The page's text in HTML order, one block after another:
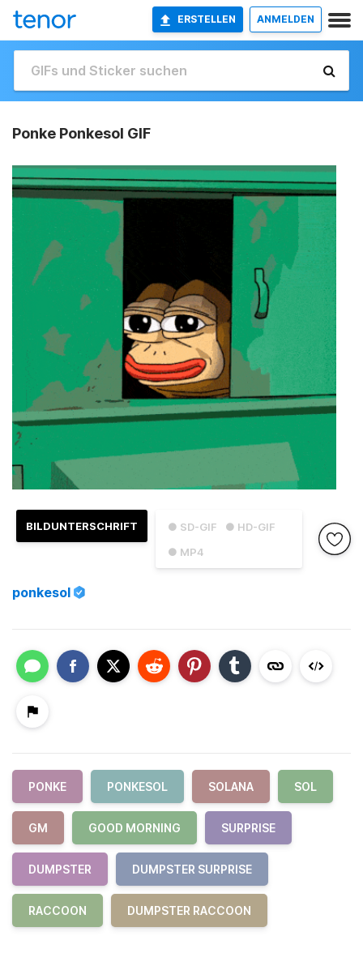
ERSTELLEN ANMELDEN
Ponke Ponkesol GIF
● SD-GIF
● HD-GIF
● MP4
BILDUNTERSCHRIFT
ponkesol
PONKE PONKESOL SOLANA SOL
GM GOOD MORNING SURPRISE
DUMPSTER DUMPSTER SURPRISE
RACCOON DUMPSTER RACCOON